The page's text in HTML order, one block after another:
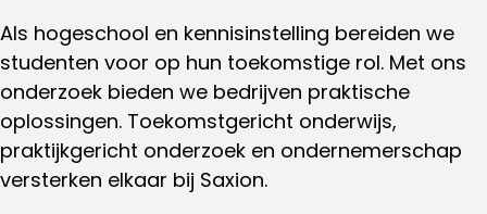
Als hogeschool en kennisinstelling bereiden we
studenten voor op hun toekomstige rol. Met ons
onderzoek bieden we bedrijven praktische
oplossingen. Toekomstgericht onderwijs,
praktijkgericht onderzoek en ondernemerschap
versterken elkaar bij Saxion.